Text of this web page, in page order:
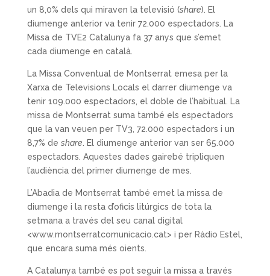
un 8,0% dels qui miraven la televisió (share). El
diumenge anterior va tenir 72.000 espectadors. La
Missa de TVE2 Catalunya fa 37 anys que s’emet
cada diumenge en català.
La Missa Conventual de Montserrat emesa per la
Xarxa de Televisions Locals el darrer diumenge va
tenir 109.000 espectadors, el doble de l’habitual. La
missa de Montserrat suma també els espectadors
que la van veuen per TV3, 72.000 espectadors i un
8,7% de share . El diumenge anterior van ser 65.000
espectadors. Aquestes dades gairebé tripliquen
l’audiència del primer diumenge de mes.
L’Abadia de Montserrat també emet la missa de
diumenge i la resta d’oficis litúrgics de tota la
setmana a través del seu canal digital
<www.montserratcomunicacio.cat> i per Ràdio Estel,
que encara suma més oients.
A Catalunya també es pot seguir la missa a través